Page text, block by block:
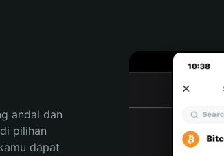
andal dan
pilihan
dapat